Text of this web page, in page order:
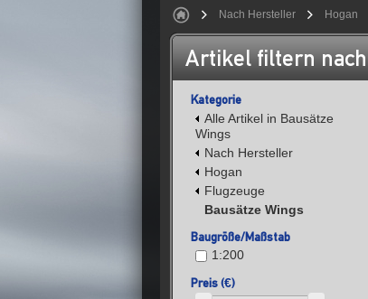
Nach Hersteller Hogan
Artikel filtern nach
Kategorie
Alle Artikel in Bausätze
Wings
Nach Hersteller
Hogan
Flugzeuge
Bausätze Wings
Baugröße/Maßstab
1:200
Preis (€)